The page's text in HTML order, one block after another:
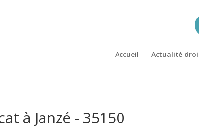
Accueil Actualité
à Janzé - 35150